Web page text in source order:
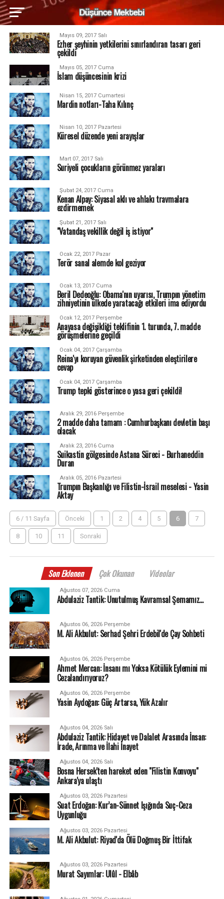
Mayıs 09, 2017 Salı
Ezher şeyhinin yetkilerini sınırlandıran tasarı geri
çekildi
Mayıs 05, 2017 Cuma
İslam düşüncesinin krizi
Nisan 15, 2017 Cumartesi
Mardin notları-Taha Kılınç
Nisan 10, 2017 Pazartesi
Küresel düzende yeni arayışlar
Mart 07, 2017 Salı
Suriyeli çocukların görünmez yaraları
Şubat 24, 2017 Cuma
Kenan Alpay: Siyasal aklı ve ahlakı travmalara
ezdirmemek
Şubat 21, 2017 Salı
"Vatandaş vekillik değil iş istiyor"
Ocak 22, 2017 Pazar
Terör sanal alemde kol geziyor
Ocak 13, 2017 Cuma
Beril Dedeoğlu: Obama'nın uyarısı, Trumpın yönetim
zihniyetinin ülkede yaratacağı etkileri ima ediyordu
Ocak 12, 2017 Perşembe
Anayasa değişikliği teklifinin 1. turunda, 7. madde
görüşmelerine geçildi
Ocak 04, 2017 Çarşamba
Reina'yı koruyan güvenlik şirketinden eleştirilere
cevap
Ocak 04, 2017 Çarşamba
Trump tepki gösterince o yasa geri çekildi!
Aralık 29, 2016 Perşembe
2 madde daha tamam : Cumhurbaşkanı devletin başı
olacak
Aralık 23, 2016 Cuma
Suikastin gölgesinde Astana Süreci - Burhaneddin
Duran
Aralık 05, 2016 Pazartesi
Trumpın Başkanlığı ve Filistin-İsrail meselesi - Yasin
Aktay
6 / 11 Sayfa Önceki 1 2 4 5 6 7
8 10 11 Sonraki
Son Eklenen Çok Okunan Videolar
Ağustos 07, 2026 Cuma
Abdulaziz Tantik: Unutulmuş Kavramsal Şemamız…
Ağustos 06, 2026 Perşembe
M. Ali Akbulut: Serhad Şehri Erdebil'de Çay Sohbeti
Ağustos 06, 2026 Perşembe
Ahmet Mercan: İnsanı mı Yoksa Kötülük Eylemini mi
Cezalandırıyoruz?
Ağustos 06, 2026 Perşembe
Yasin Aydoğan: Güç Artarsa, Yük Azalır
Ağustos 04, 2026 Salı
Abdulaziz Tantik: Hidayet ve Dalalet Arasında İnsan:
İrade, Arınma ve İlahi İnayet
Ağustos 04, 2026 Salı
Bosna Hersek'ten hareket eden "Filistin Konvoyu"
Ankara'ya ulaştı
Ağustos 03, 2026 Pazartesi
Suat Erdoğan: Kur’an-Sünnet Işığında Suç-Ceza
Uygunluğu
Ağustos 03, 2026 Pazartesi
M. Ali Akbulut: Riyad'da Ölü Doğmuş Bir İttifak
Ağustos 03, 2026 Pazartesi
Murat Sayımlar: Ulûl - Elbâb